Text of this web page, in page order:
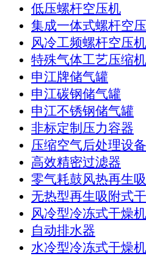
低压螺杆空压机
集成一体式螺杆空
风冷工频螺杆空压机
特殊气体工艺压缩机
申江牌储气罐
申江碳钢储气罐
申江不锈钢储气罐
非标定制压力容器
压缩空气后处理设备
高效精密过滤器
零气耗鼓风热再生
无热型再生吸附式
风冷型冷冻式干燥机
自动排水器
水冷型冷冻式干燥机